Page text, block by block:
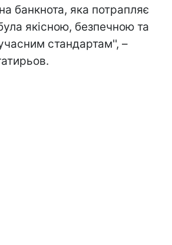
банкнота, яка потрапляє
якісною, безпечною та
стандартам'', –